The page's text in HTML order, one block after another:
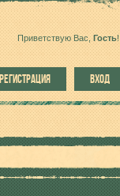
Приветствую Вас Гость!
РЕГИСТРАЦИЯ ВХОД